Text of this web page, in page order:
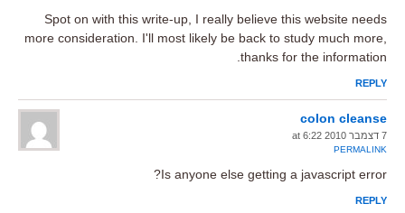
Spot on with this write-up, I really believe this website needs
more consideration. I'll most likely be back to study much more,
thanks for the information.
REPLY
colon cleanse
7 דצמבר 2010 at 6:22
PERMALINK
Is anyone else getting a javascript error?
REPLY